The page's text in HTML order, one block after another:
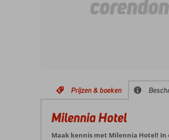
Prijzen & boeken
Milennia Hotel
Maak kennis met Milennia Hotel!